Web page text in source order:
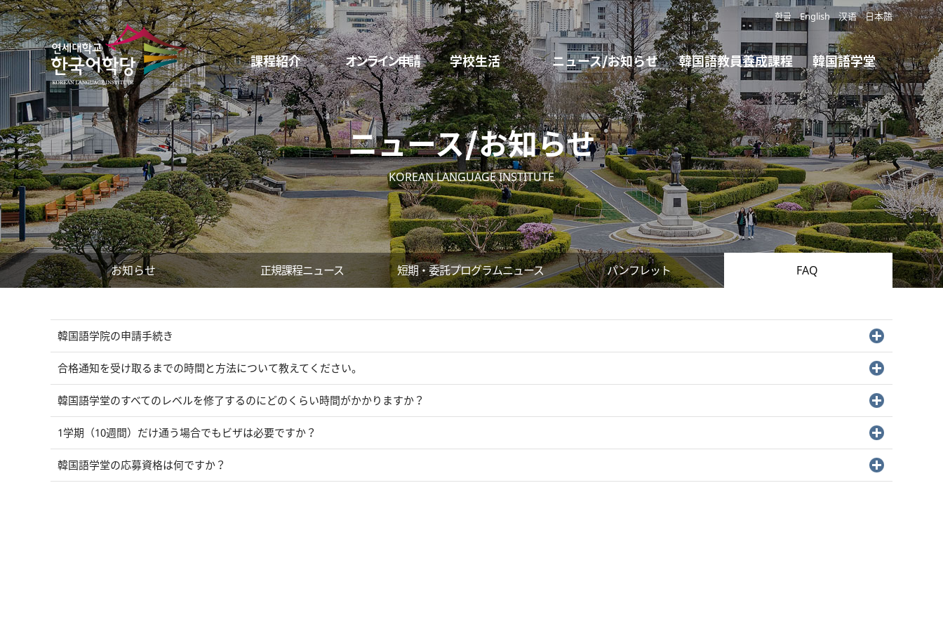
한글 English 汉语 日本語
課程紹介 オンライン申請 学校生活 ニュース/お知らせ 韓国語教員養成課程 韓国語学堂
ニュース/お知らせ
KOREAN LANGUAGE INSTITUTE
お知らせ 正規課程ニュース 短期・委託プログラムニュース パンフレット FAQ
韓国語学院の申請手続き
合格通知を受け取るまでの時間と方法について教えてください。
韓国語学堂のすべてのレベルを修了するのにどのくらい時間がかかりますか？
1学期（10週間）だけ通う場合でもビザは必要ですか？
韓国語学堂の応募資格は何ですか？